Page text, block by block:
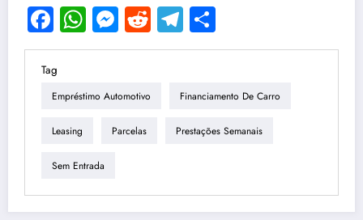
Facebook
WhatsApp
Messenger
RedditTelegram
Tag
Empréstimo Automotivo Financiamento De Carro
Leasing Parcelas Prestações Semanais
Sem Entrada